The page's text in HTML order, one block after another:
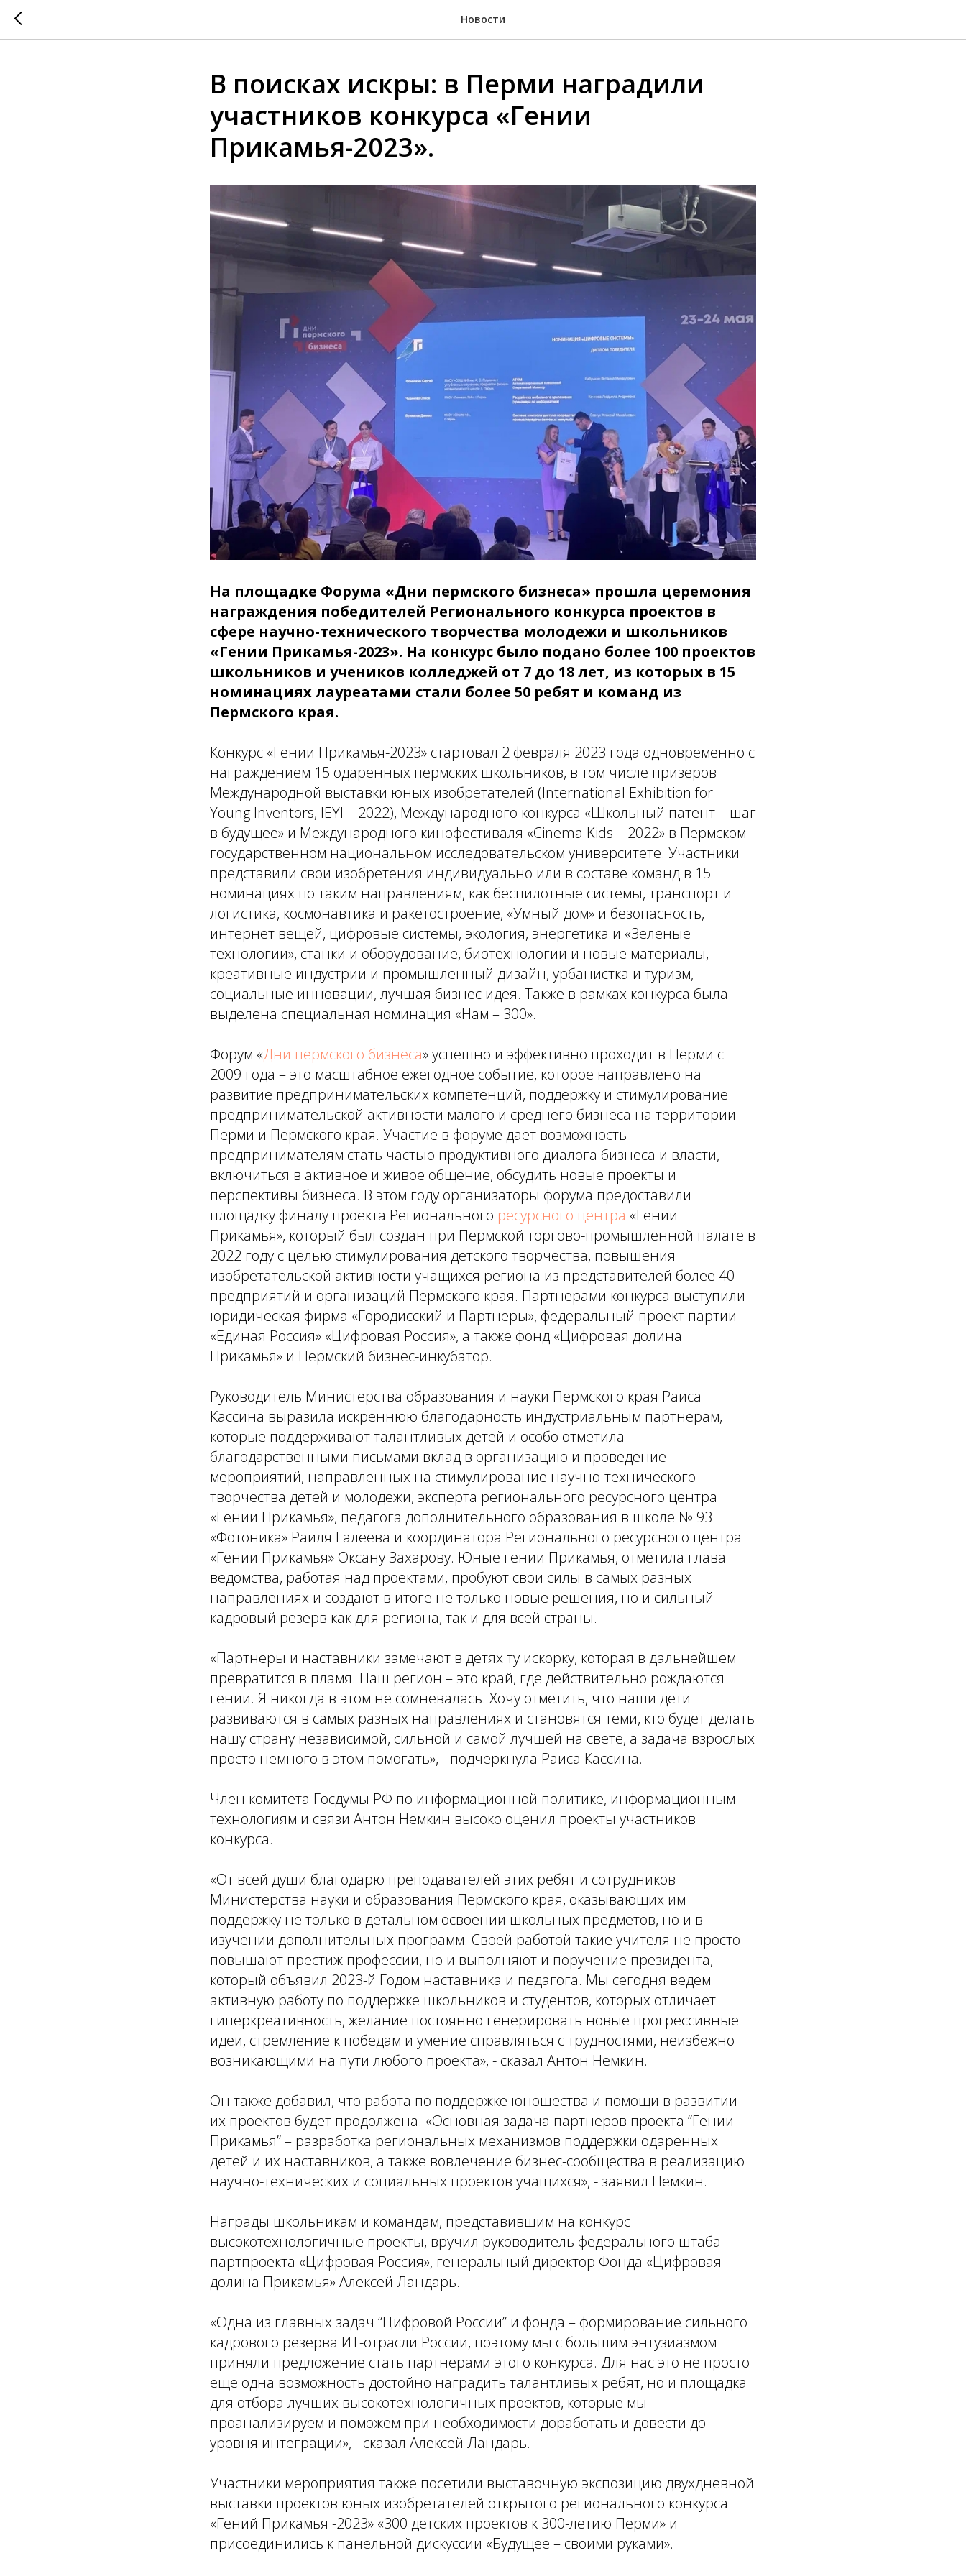
Новости
В поисках искры: в Перми наградили
участников конкурса «Гении
Прикамья-2023».
На площадке Форума «Дни пермского бизнеса» прошла церемония
награждения победителей Регионального конкурса проектов в
сфере научно-технического творчества молодежи и школьников
«Гении Прикамья-2023». На конкурс было подано более 100 проектов
школьников и учеников колледжей от 7 до 18 лет, из которых в 15
номинациях лауреатами стали более 50 ребят и команд из
Пермского края.
Конкурс «Гении Прикамья-2023» стартовал 2 февраля 2023 года одновременно с
награждением 15 одаренных пермских школьников, в том числе призеров
Международной выставки юных изобретателей (International Exhibition for
Young Inventors, IEYI – 2022), Международного конкурса «Школьный патент – шаг
в будущее» и Международного кинофестиваля «Cinema Kids – 2022» в Пермском
государственном национальном исследовательском университете. Участники
представили свои изобретения индивидуально или в составе команд в 15
номинациях по таким направлениям, как беспилотные системы, транспорт и
логистика, космонавтика и ракетостроение, «Умный дом» и безопасность,
интернет вещей, цифровые системы, экология, энергетика и «Зеленые
технологии», станки и оборудование, биотехнологии и новые материалы,
креативные индустрии и промышленный дизайн, урбанистка и туризм,
социальные инновации, лучшая бизнес идея. Также в рамках конкурса была
выделена специальная номинация «Нам – 300».
Форум «Дни пермского бизнеса» успешно и эффективно проходит в Перми с
2009 года – это масштабное ежегодное событие, которое направлено на
развитие предпринимательских компетенций, поддержку и стимулирование
предпринимательской активности малого и среднего бизнеса на территории
Перми и Пермского края. Участие в форуме дает возможность
предпринимателям стать частью продуктивного диалога бизнеса и власти,
включиться в активное и живое общение, обсудить новые проекты и
перспективы бизнеса. В этом году организаторы форума предоставили
площадку финалу проекта Регионального ресурсного центра «Гении
Прикамья», который был создан при Пермской торгово-промышленной палате в
2022 году с целью стимулирования детского творчества, повышения
изобретательской активности учащихся региона из представителей более 40
предприятий и организаций Пермского края. Партнерами конкурса выступили
юридическая фирма «Городисский и Партнеры», федеральный проект партии
«Единая Россия» «Цифровая Россия», а также фонд «Цифровая долина
Прикамья» и Пермский бизнес-инкубатор.
Руководитель Министерства образования и науки Пермского края Раиса
Кассина выразила искреннюю благодарность индустриальным партнерам,
которые поддерживают талантливых детей и особо отметила
благодарственными письмами вклад в организацию и проведение
мероприятий, направленных на стимулирование научно-технического
творчества детей и молодежи, эксперта регионального ресурсного центра
«Гении Прикамья», педагога дополнительного образования в школе № 93
«Фотоника» Раиля Галеева и координатора Регионального ресурсного центра
«Гении Прикамья» Оксану Захарову. Юные гении Прикамья, отметила глава
ведомства, работая над проектами, пробуют свои силы в самых разных
направлениях и создают в итоге не только новые решения, но и сильный
кадровый резерв как для региона, так и для всей страны.
«Партнеры и наставники замечают в детях ту искорку, которая в дальнейшем
превратится в пламя. Наш регион – это край, где действительно рождаются
гении. Я никогда в этом не сомневалась. Хочу отметить, что наши дети
развиваются в самых разных направлениях и становятся теми, кто будет делать
нашу страну независимой, сильной и самой лучшей на свете, а задача взрослых
просто немного в этом помогать», - подчеркнула Раиса Кассина.
Член комитета Госдумы РФ по информационной политике, информационным
технологиям и связи Антон Немкин высоко оценил проекты участников
конкурса.
«От всей души благодарю преподавателей этих ребят и сотрудников
Министерства науки и образования Пермского края, оказывающих им
поддержку не только в детальном освоении школьных предметов, но и в
изучении дополнительных программ. Своей работой такие учителя не просто
повышают престиж профессии, но и выполняют и поручение президента,
который объявил 2023-й Годом наставника и педагога. Мы сегодня ведем
активную работу по поддержке школьников и студентов, которых отличает
гиперкреативность, желание постоянно генерировать новые прогрессивные
идеи, стремление к победам и умение справляться с трудностями, неизбежно
возникающими на пути любого проекта», - сказал Антон Немкин.
Он также добавил, что работа по поддержке юношества и помощи в развитии
их проектов будет продолжена. «Основная задача партнеров проекта “Гении
Прикамья” – разработка региональных механизмов поддержки одаренных
детей и их наставников, а также вовлечение бизнес-сообщества в реализацию
научно-технических и социальных проектов учащихся», - заявил Немкин.
Награды школьникам и командам, представившим на конкурс
высокотехнологичные проекты, вручил руководитель федерального штаба
партпроекта «Цифровая Россия», генеральный директор Фонда «Цифровая
долина Прикамья» Алексей Ландарь.
«Одна из главных задач “Цифровой России” и фонда – формирование сильного
кадрового резерва ИТ-отрасли России, поэтому мы с большим энтузиазмом
приняли предложение стать партнерами этого конкурса. Для нас это не просто
еще одна возможность достойно наградить талантливых ребят, но и площадка
для отбора лучших высокотехнологичных проектов, которые мы
проанализируем и поможем при необходимости доработать и довести до
уровня интеграции», - сказал Алексей Ландарь.
Участники мероприятия также посетили выставочную экспозицию двухдневной
выставки проектов юных изобретателей открытого регионального конкурса
«Гений Прикамья -2023» «300 детских проектов к 300-летию Перми» и
присоединились к панельной дискуссии «Будущее – своими руками».